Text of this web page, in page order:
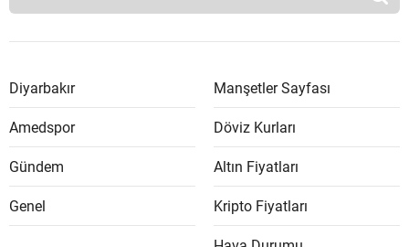
Diyarbakır
Amedspor
Gündem
Genel
Manşetler Sayfası
Döviz Kurları
Altın Fiyatları
Kripto Fiyatları